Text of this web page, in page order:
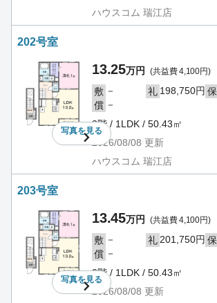
ハウスコム 瑞江店
202号室
写真を見る
13.25万円 (共益費 4,100円)
敷 － 礼 198,750円 保
償 －
2階 / 1LDK / 50.43㎡
2026/08/08 更新
ハウスコム 瑞江店
203号室
写真を見る
13.45万円 (共益費 4,100円)
敷 － 礼 201,750円 保
償 －
2階 / 1LDK / 50.43㎡
2026/08/08 更新